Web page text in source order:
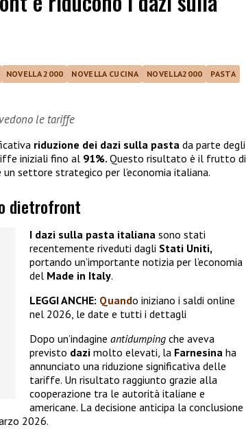
NOVELLA 2000 NOVELLA CUCINA NOVELLA2000
PASTA
le tariffe
riduzione dei dazi sulla pasta da parte degli
iniziali fino al 91%. Questo risultato è il frutto di
settore strategico per l’economia italiana.
dietrofront
I dazi sulla pasta italiana sono stati
recentemente riveduti dagli Stati Uniti,
portando un’importante notizia per l’economia
del Made in Italy.
LEGGI ANCHE: Quando iniziano i saldi online
nel 2026, le date e tutti i dettagli
Dopo un’indagine antidumping che aveva
previsto dazi molto elevati, la Farnesina ha
annunciato una riduzione significativa delle
tariffe. Un risultato raggiunto grazie alla
cooperazione tra le autorità italiane e
americane. La decisione anticipa la conclusione
2026.